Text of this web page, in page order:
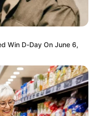
Win D-Day On June 6,